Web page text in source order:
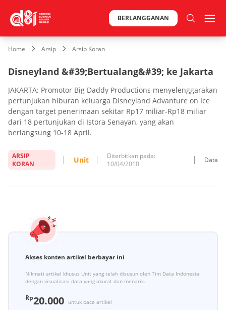
BERLANGGANAN
Home Arsip Arsip Koran
Disneyland &#39;Bertualang&#39; ke Jakarta
JAKARTA: Promotor Big Daddy Productions menyelenggarakan
per­tunjukan hiburan kelu­arga Disneyland Advan­ture on Ice
dengan target penerimaan sekitar Rp17 miliar-Rp18 miliar
dari 18 pertunjukan di Isto­ra Senayan, yang akan
berlangsung 10-18 April.
ARSIP
KORAN
Unit
Diterbitkan pada:
10/04/2010
Data
Akses konten artikel berbayar ini
Nikmati artikel khusus Unit yang telah disusun oleh Tim Data Indonesia
dengan visualisasi data yang akurat dan menarik.
Rp20.000
untuk baca artikel